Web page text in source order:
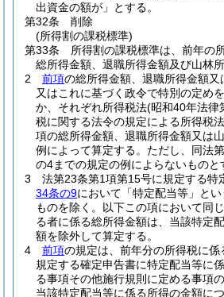
出資金の額が」とする。
第32条
削除
(所得割の課税標準)
第33条
所得割の課税標準は、前年の
総所得金額、退職所得金額及び山林所
2
前項の総所得金額、退職所得金額
又はこれに基づく政令で特別の定め
か、それぞれ所得税法(昭和40年法律
税に関する法令の規定による所得税
項の総所得金額、退職所得金額又は
例によって算定する。 ただし、同法
の4までの規定の例によらないものと
3
法第23条第1項第15号に規定する特
34条の9において「特定配当等」とい
ものを除く。以下この項において同
る者に係る総所得金額は、当該特定
額を除外して算定する。
4
前項の規定は、前年分の所得税に係
規定する確定申告書に特定配当等に
る事項その他施行規則に定める事項
当該特定配当等に係る所得の金額に